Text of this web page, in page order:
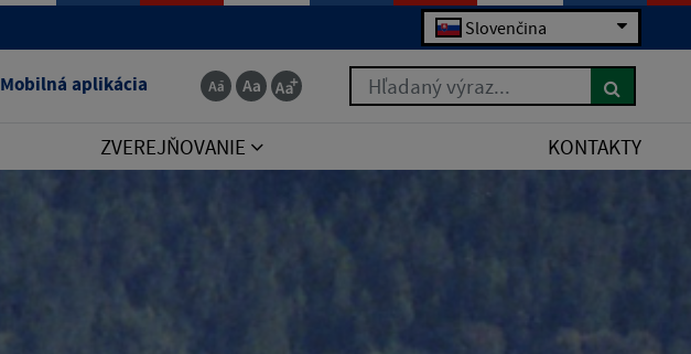
Slovenčina
Mobilná aplikácia Hľadaný výraz...
ZVEREJŇOVANIE KONTAKTY